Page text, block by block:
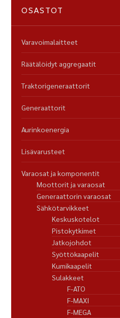
OSASTOT
Varavoimalaitteet
Räätälöidyt aggregaatit
Traktorigeneraattorit
Generaattorit
Aurinkoenergia
Lisävarusteet
Varaosat ja komponentit
Moottorit ja varaosat
Generaattorin varaosat
Sähkötarvikkeet
Keskuskotelot
Pistokytkimet
Jatkojohdot
Syöttökaapelit
Kumikaapelit
Sulakkeet
F-ATO
F-MAXI
F-MEGA